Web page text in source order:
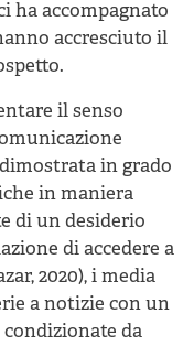
ha accompagnato
accresciuto il
il senso
in grado
in maniera
di un desiderio
di accedere a
2020), i media
a notizie con un
condizionate da